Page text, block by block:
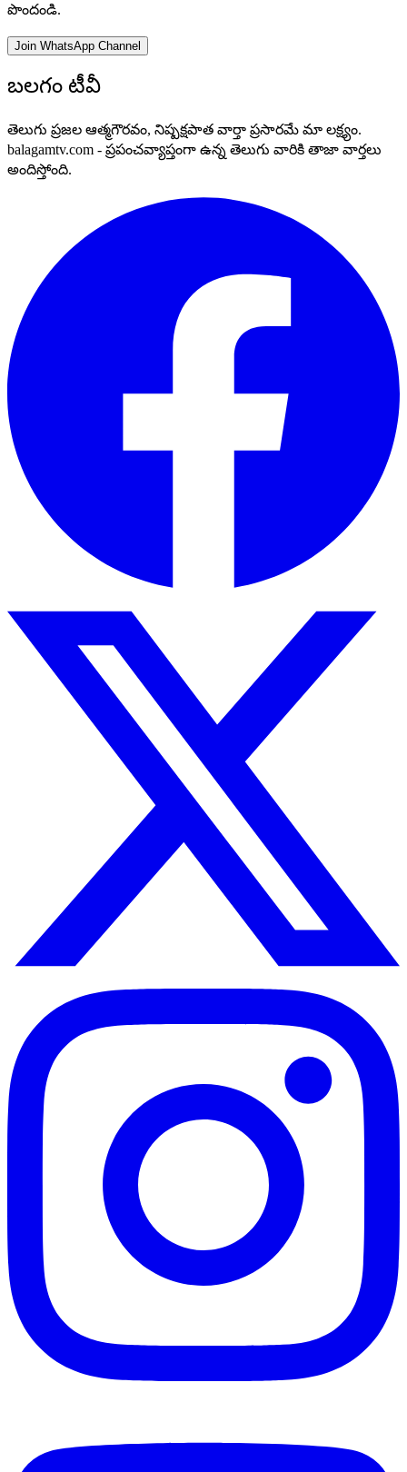
పొందండి.
Join WhatsApp Channel
బలగం టీవీ
తెలుగు ప్రజల ఆత్మగౌరవం, నిష్పక్షపాత వార్తా ప్రసారమే మా లక్ష్యం.
balagamtv.com - ప్రపంచవ్యాప్తంగా ఉన్న తెలుగు వారికి తాజా వార్తలు
అందిస్తోంది.